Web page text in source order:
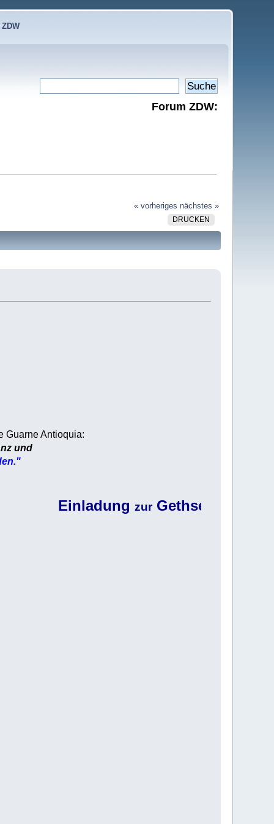
Forum ZDW:
« vorheriges nächstes »
DRUCKEN
Guarne Antioquia:
und
EinladungzurGethsemane-Stunde